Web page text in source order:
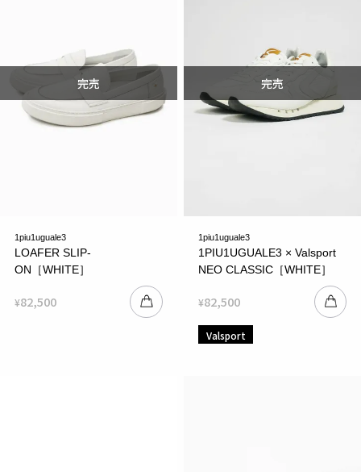
1piu1uguale3
LOAFER SLIP-
ON［WHITE］
¥82,500
1piu1uguale3
1PIU1UGUALE3 × Valsport
NEO CLASSIC［WHITE］
¥82,500
Valsport